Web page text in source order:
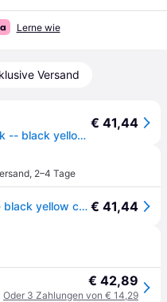
Lerne wie
Versand
Epson 604 Multipack - 4-pack -- black yellow cyan magenta - original - ink cartridge
€ 41,44
, 2–4 Tage
Epson 604 Multipack - 4-pack -- black yellow cyan magenta - original - ink cartridge € 41,44
€ 42,89
Oder 3 Zahlungen von € 14,29